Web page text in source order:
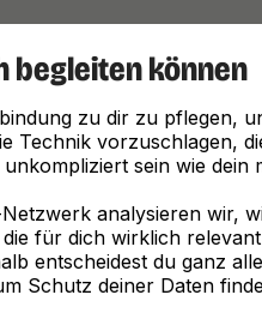
begleiten können
zu dir zu pflegen,
Technik vorzuschlagen,
sein wie dein
analysieren wir,
für dich wirklich
entscheidest du ganz
Schutz deiner Daten